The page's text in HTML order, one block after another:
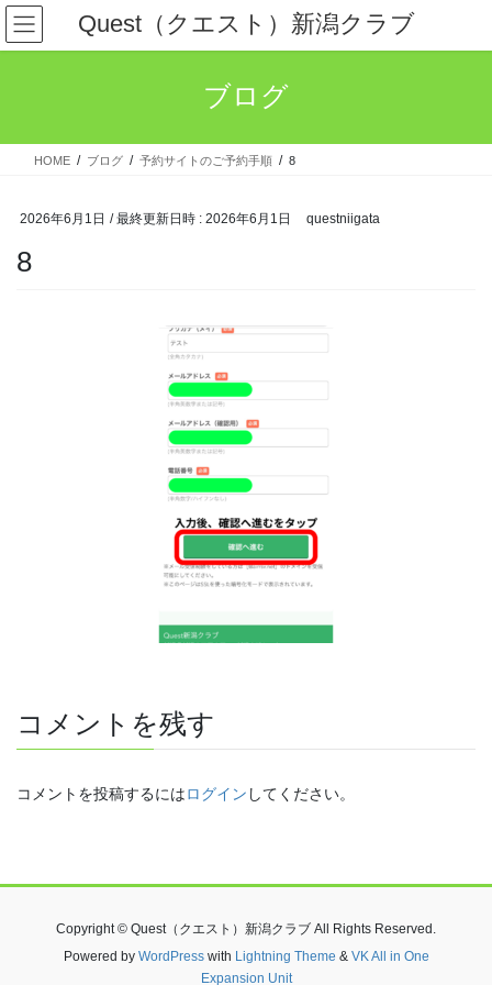
コ
ン
テ
ス
ナ
ビ
ゲ
ン
Quest（クエスト）新潟クラブ
ブログ
HOME ブログ 予約サイトのご予約手順 8
2026年6月1日 / 最終更新日時 : 2026年6月1日 questniigata
8
コメントを残す
コメントを投稿するにはログイン してください。
Copyright © Quest（クエスト）新潟クラブ All Rights Reserved.
Powered by WordPresswith Lightning Theme & VK All in One
Expansion Unit